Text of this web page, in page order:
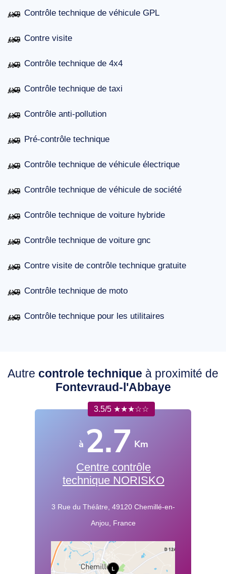
Contrôle technique de véhicule GPL
Contre visite
Contrôle technique de 4x4
Contrôle technique de taxi
Contrôle anti-pollution
Pré-contrôle technique
Contrôle technique de véhicule électrique
Contrôle technique de véhicule de société
Contrôle technique de voiture hybride
Contrôle technique de voiture gnc
Contre visite de contrôle technique gratuite
Contrôle technique de moto
Contrôle technique pour les utilitaires
Autre controle technique à proximité de
Fontevraud-l'Abbaye
3.5/5 ★★★☆☆
à 2.7 Km
Centre contrôle
technique NORISKO
3 Rue du Théâtre, 49120 Chemillé-en-
Anjou, France